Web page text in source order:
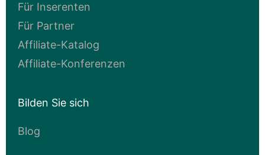
Für Inserenten
Für Partner
Affiliate-Katalog
Affiliate-Konferenzen
Bilden Sie sich
Blog